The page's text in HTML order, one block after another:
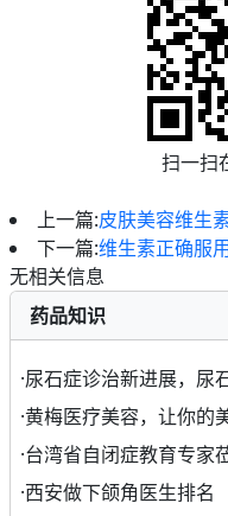
扫一扫
上一篇:皮肤美容维生
下一篇:维生素正确服
无相关信息
药品知识
·尿石症诊治新进展，尿
·黄梅医疗美容，让你的
·台湾省自闭症教育专家
·西安做下颌角医生排名